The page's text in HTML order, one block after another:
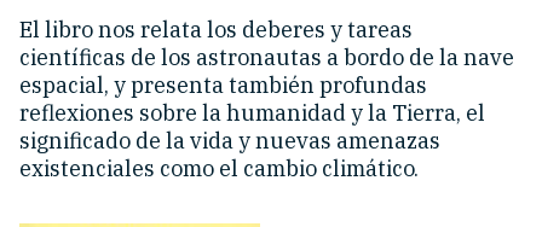
El libro nos relata los deberes y tareas
científicas de los astronautas a bordo de la nave
espacial, y presenta también profundas
reflexiones sobre la humanidad y la Tierra, el
significado de la vida y nuevas amenazas
existenciales como el cambio climático.